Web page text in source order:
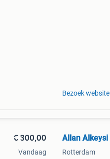
Bezoek website
€ 300,00
Vandaag
Allan Alkeysi
Rotterdam